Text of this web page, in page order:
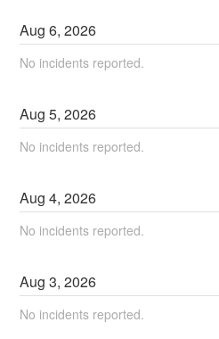
Aug6,2026
No incidents reported.
Aug5,2026
No incidents reported.
Aug4,2026
No incidents reported.
Aug3,2026
No incidents reported.